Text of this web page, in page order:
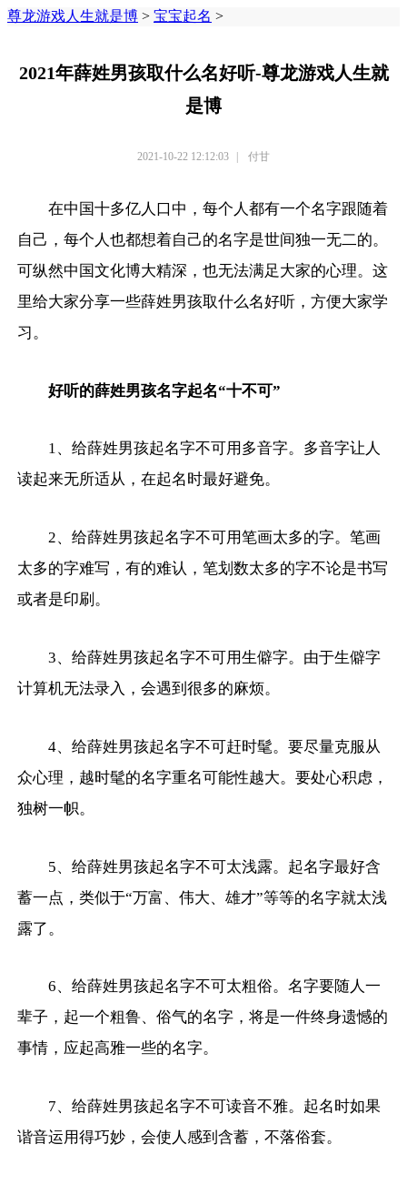
尊龙游戏人生就是博 > 宝宝起名 >
2021年薛姓男孩取什么名好听-尊龙游戏人生就
是博
2021-10-22 12:12:03 | 付甘
在中国十多亿人口中，每个人都有一个名字跟随着
自己，每个人也都想着自己的名字是世间独一无二的。
可纵然中国文化博大精深，也无法满足大家的心理。这
里给大家分享一些薛姓男孩取什么名好听，方便大家学
习。
好听的薛姓男孩名字起名“十不可”
1、给薛姓男孩起名字不可用多音字。多音字让人
读起来无所适从，在起名时最好避免。
2、给薛姓男孩起名字不可用笔画太多的字。笔画
太多的字难写，有的难认，笔划数太多的字不论是书写
或者是印刷。
3、给薛姓男孩起名字不可用生僻字。由于生僻字
计算机无法录入，会遇到很多的麻烦。
4、给薛姓男孩起名字不可赶时髦。要尽量克服从
众心理，越时髦的名字重名可能性越大。要处心积虑，
独树一帜。
5、给薛姓男孩起名字不可太浅露。起名字最好含
蓄一点，类似于“万富、伟大、雄才”等等的名字就太浅
露了。
6、给薛姓男孩起名字不可太粗俗。名字要随人一
辈子，起一个粗鲁、俗气的名字，将是一件终身遗憾的
事情，应起高雅一些的名字。
7、给薛姓男孩起名字不可读音不雅。起名时如果
谐音运用得巧妙，会使人感到含蓄，不落俗套。